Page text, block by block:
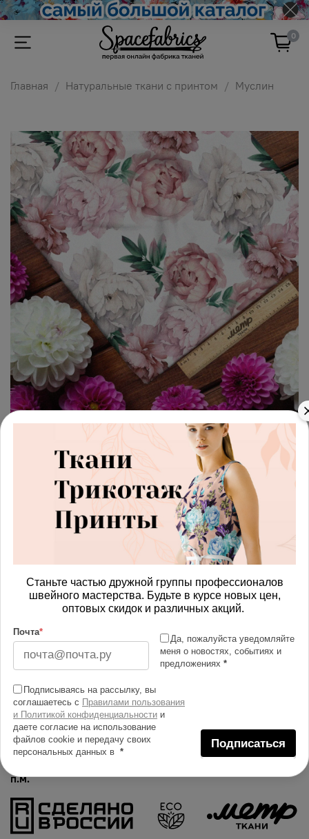
0
Главная Натуральные ткани с принтом Муслин
арт. 4287569_muslin
Ткань муслин пионы нежные
весенние
Получить доступ к оптовым ценам
В корзину
Купить в 1 клик
Описание тканей
Яркий и сочный принт на муслине. Гарантированная
долговечность цвета, идеально подходит для одежды,
домашнего текстиля и аксессуаров.
Цена указана за 1
п.м.
Станьте частью дружной группы профессионалов
швейного мастерства. Будьте в курсе новых цен,
оптовых скидок и различных акций.
Почта*
Да, пожалуйста уведомляйте
меня о новостях, событиях и
предложениях *
Подписываясь на рассылку, вы
соглашаетесь с Правилами пользования
и Политикой конфиденциальности и
даете согласие на использование
файлов cookie и передачу своих
персональных данных в *
Подписаться